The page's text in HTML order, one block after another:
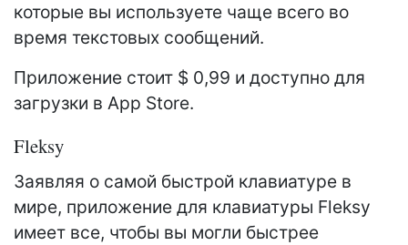
которые вы используете чаще всего во
время текстовых сообщений.
Приложение стоит $ 0,99 и доступно для
загрузки в App Store.
Fleksy
Заявляя о самой быстрой клавиатуре в
мире, приложение для клавиатуры Fleksy
имеет все, чтобы вы могли быстрее